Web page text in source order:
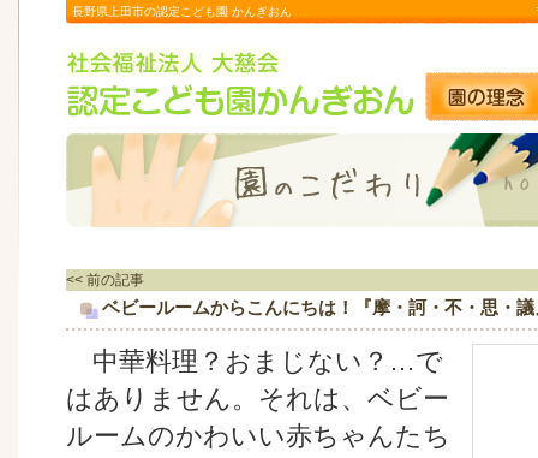
長野県上田市の認定こども園 かんぎおん
<< 前の記事
ベビールームからこんにちは！『摩・訶・不・思・議
中華料理？おまじない？…で
はありません。それは、ベビー
ルームのかわいい赤ちゃんたち